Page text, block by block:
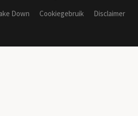
Down Cookiegebruik
Disclaimer